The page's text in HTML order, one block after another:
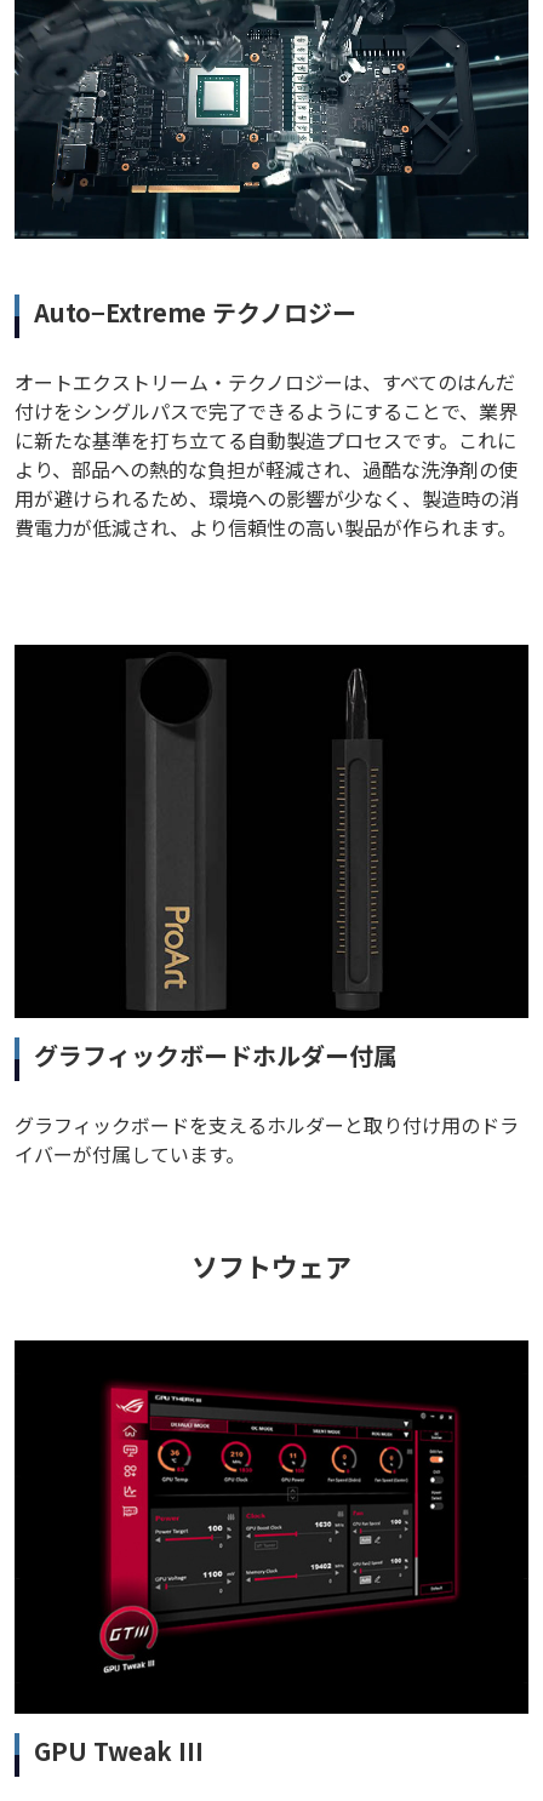
Auto−Extreme テクノロジー
オートエクストリーム・テクノロジーは、すべてのはんだ
付けをシングルパスで完了できるようにすることで、業界
に新たな基準を打ち立てる自動製造プロセスです。これに
より、部品への熱的な負担が軽減され、過酷な洗浄剤の使
用が避けられるため、環境への影響が少なく、製造時の消
費電力が低減され、より信頼性の高い製品が作られます。
グラフィックボードホルダー付属
グラフィックボードを支えるホルダーと取り付け用のドラ
イバーが付属しています。
ソフトウェア
GPU Tweak III